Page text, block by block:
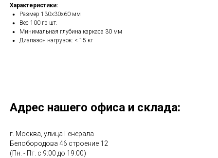
Характеристики:
Размер 130x30x60 мм
Вес 100 гр шт.
Минимальная глубина каркаса 30 мм
Диапазон нагрузок: < 15 кг
Адрес нашего офиса и склада:
г. Москва, улица Генерала
Белобородова 46 строение 12
(Пн. - Пт. с 9:00 до 19:00)